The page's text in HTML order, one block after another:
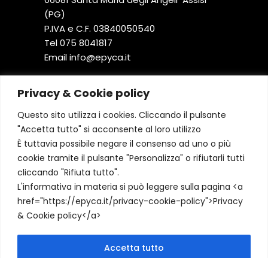
Privacy & Cookie policy
Questo sito utilizza i cookies. Cliccando il pulsante
"Accetta tutto" si acconsente al loro utilizzo
È tuttavia possibile negare il consenso ad uno o più
cookie tramite il pulsante "Personalizza" o rifiutarli tutti
cliccando "Rifiuta tutto".
L'informativa in materia si può leggere sulla pagina <a
href="https://epyca.it/privacy-cookie-policy">Privacy
& Cookie policy</a>
Accetta tutto
(PG)
P.IVA e C.F. 03840050540
Tel075 8041817
Email
ti.acype
@ofni
ORARIO
Da Lunedì a Venerdì
07:30 – 22:00
Sabato
08:30 – 19:00
Domenica